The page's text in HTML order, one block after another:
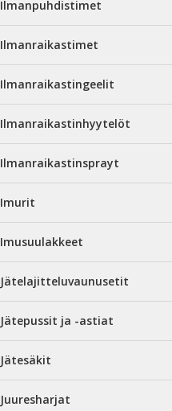
Ilmanpuhdistimet
Ilmanraikastimet
Ilmanraikastingeelit
Ilmanraikastinhyytelöt
Ilmanraikastinsprayt
Imurit
Imusuulakkeet
Jätelajitteluvaunusetit
Jätepussit ja -astiat
Jätesäkit
Juuresharjat